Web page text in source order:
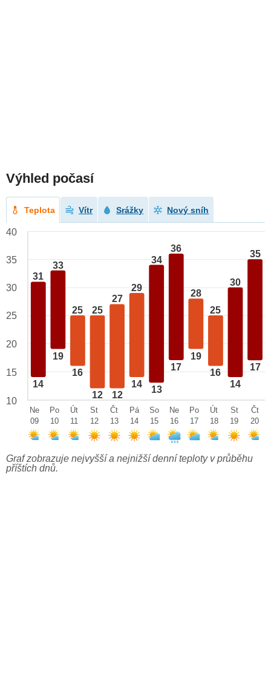
Výhled počasí
Teplota Vítr Srážky Nový sníh
31
14
33
19
25
16
25
12
27
12
29
14
34
13
36
17
28
19
25
16
30
14
35
17
40
35
30
25
20
15
10
Ne
09
Po
10
Út
11
St
12
Čt
13
Pá
14
So
15
Ne
16
Po
17
Út
18
St
19
Čt
20
Graf zobrazuje nejvyšší a nejnižší denní teploty v průběhu
příštích dnů.